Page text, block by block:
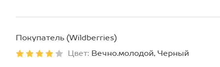
Покупатель (Wildberries)
Цвет: Вечно.молодой, Черный